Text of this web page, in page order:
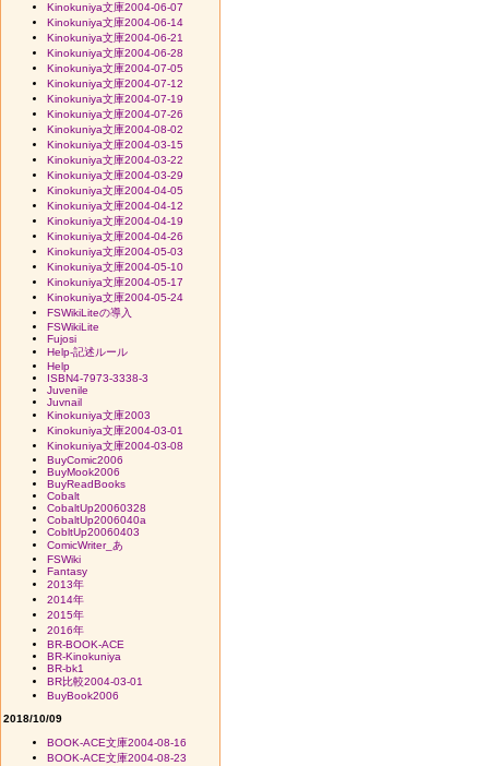
Kinokuniya文庫2004-06-07
Kinokuniya文庫2004-06-14
Kinokuniya文庫2004-06-21
Kinokuniya文庫2004-06-28
Kinokuniya文庫2004-07-05
Kinokuniya文庫2004-07-12
Kinokuniya文庫2004-07-19
Kinokuniya文庫2004-07-26
Kinokuniya文庫2004-08-02
Kinokuniya文庫2004-03-15
Kinokuniya文庫2004-03-22
Kinokuniya文庫2004-03-29
Kinokuniya文庫2004-04-05
Kinokuniya文庫2004-04-12
Kinokuniya文庫2004-04-19
Kinokuniya文庫2004-04-26
Kinokuniya文庫2004-05-03
Kinokuniya文庫2004-05-10
Kinokuniya文庫2004-05-17
Kinokuniya文庫2004-05-24
FSWikiLiteの導入
FSWikiLite
Fujosi
Help-記述ルール
Help
ISBN4-7973-3338-3
Juvenile
Juvnail
Kinokuniya文庫2003
Kinokuniya文庫2004-03-01
Kinokuniya文庫2004-03-08
BuyComic2006
BuyMook2006
BuyReadBooks
Cobalt
CobaltUp20060328
CobaltUp2006040a
CobltUp20060403
ComicWriter_あ
FSWiki
Fantasy
2013年
2014年
2015年
2016年
BR-BOOK-ACE
BR-Kinokuniya
BR-bk1
BR比較2004-03-01
BuyBook2006
2018/10/09
BOOK-ACE文庫2004-08-16
BOOK-ACE文庫2004-08-23